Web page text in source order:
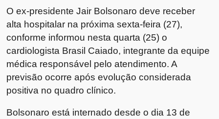
O ex-presidenteJair Bolsonaro deve receber
alta hospitalar na próxima sexta-feira (27),
conforme informou nesta quarta (25) o
cardiologista Brasil Caiado, integrante da equipe
médica responsável pelo atendimento. A
previsão ocorre após evolução considerada
positiva no quadro clínico.
Bolsonaro está internado desde o dia 13 de